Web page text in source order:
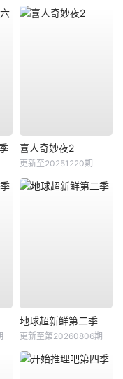
喜人奇妙夜2
更新至20251220期
地球超新鲜第二季
更新至第20260806期